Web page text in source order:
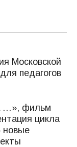
Московской
педагогов
…», фильм
цикла
новые